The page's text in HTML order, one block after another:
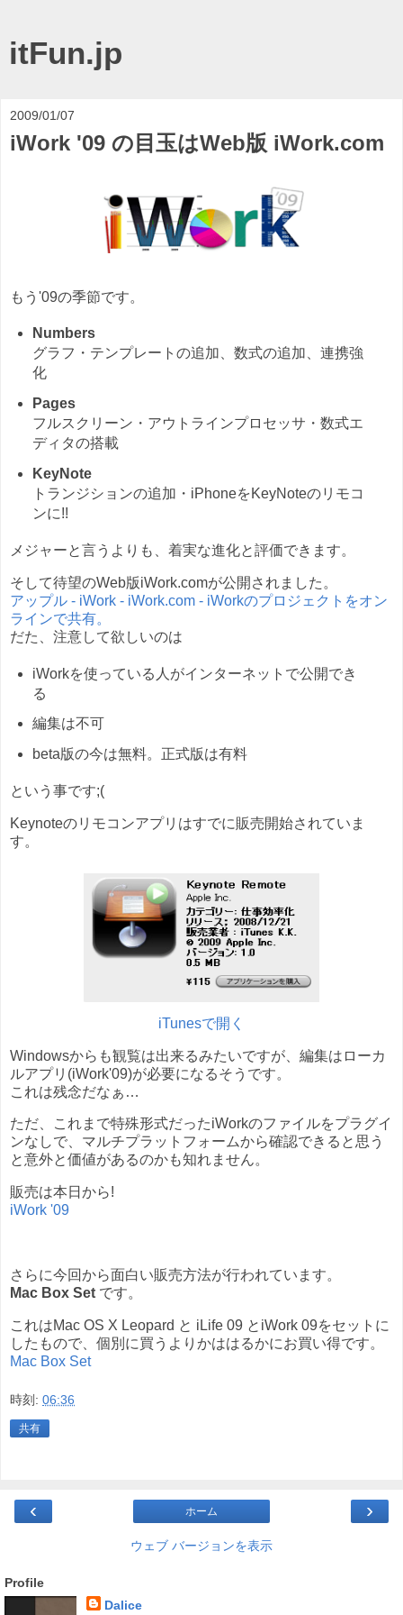
itFun.jp
2009/01/07
iWork '09 の目玉はWeb版 iWork.com
もう'09の季節です。
Numbers
グラフ・テンプレートの追加、数式の追加、連携強
化
Pages
フルスクリーン・アウトラインプロセッサ・数式エ
ディタの搭載
KeyNote
トランジションの追加・iPhoneをKeyNoteのリモコ
ンに!!
メジャーと言うよりも、着実な進化と評価できます。
そして待望のWeb版iWork.comが公開されました。
アップル - iWork - iWork.com - iWorkのプロジェクトをオン
ラインで共有。
だた、注意して欲しいのは
iWorkを使っている人がインターネットで公開でき
る
編集は不可
beta版の今は無料。正式版は有料
という事です;(
Keynoteのリモコンアプリはすでに販売開始されていま
す。
iTunesで開く
Windowsからも観覧は出来るみたいですが、編集はローカ
ルアプリ(iWork'09)が必要になるそうです。
これは残念だなぁ…
ただ、これまで特殊形式だったiWorkのファイルをプラグイ
ンなしで、マルチプラットフォームから確認できると思う
と意外と価値があるのかも知れません。
販売は本日から!
iWork '09
さらに今回から面白い販売方法が行われています。
Mac Box Set です。
これはMac OS X Leopard と iLife 09 とiWork 09をセットに
したもので、個別に買うよりかははるかにお買い得です。
Mac Box Set
時刻: 06:36
共有
‹ ›
ホーム
ウェブ バージョンを表示
Profile
Dalice